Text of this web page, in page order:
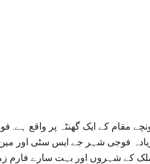
کے ایک گھنٹہ پر واقع ہے.
کیا. زیادہ سے زیادہ فوجی شہر جے ایس
کے شہروں اور بہت سارے فارم